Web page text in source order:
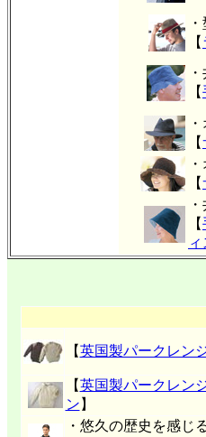
【
【
【
【
【
【英国製パークレン
【英国製パークレン
ン 】
・悠久の歴史を感じ